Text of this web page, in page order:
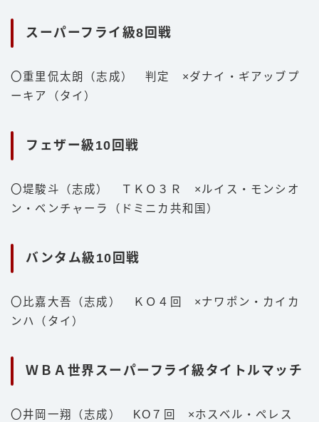
スーパーフライ級8回戦
〇重里侃太朗（志成） 判定 ×ダナイ・ギアッブプ
ーキア（タイ）
フェザー級10回戦
〇堤駿斗（志成） ＴＫＯ３Ｒ ×ルイス・モンシオ
ン・ベンチャーラ（ドミニカ共和国）
バンタム級10回戦
〇比嘉大吾（志成） ＫＯ４回 ×ナワポン・カイカ
ンハ（タイ）
ＷＢＡ世界スーパーフライ級タイトルマッチ
〇井岡一翔（志成） KO７回 ×ホスベル・ペレス